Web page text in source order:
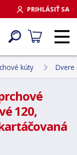
PRIHLÁSIŤ SA
kúty Dvere
120,